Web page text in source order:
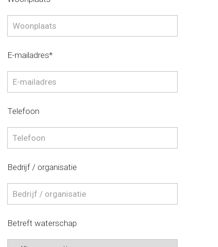
E-mailadres*
Telefoon
Bedrijf / organisatie
Betreft waterschap